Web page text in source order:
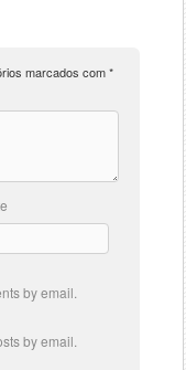
marcados com*
by email.
by email.